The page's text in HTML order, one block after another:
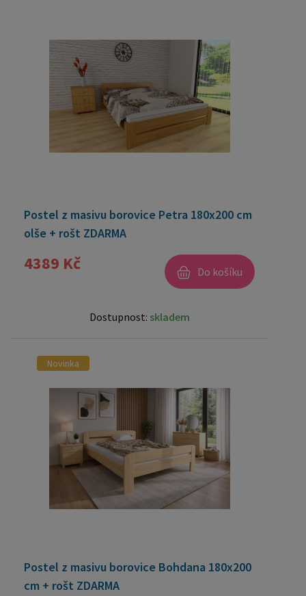
Postel z masivu borovice Petra 180x200 cm
olše + rošt ZDARMA
4389 Kč Do košíku
Dostupnost: skladem
Novinka
Postel z masivu borovice Bohdana 180x200
cm + rošt ZDARMA